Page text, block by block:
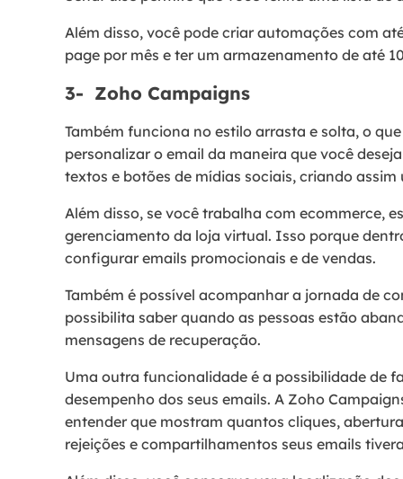
Além disso, você pode criar automações com
page por mês e ter um armazenamento de até
3- Zoho Campaigns
Também funciona no estilo arrasta e solta, o
personalizar o email da maneira que você
textos e botões de mídias sociais, criando
Além disso, se você trabalha com ecommerce,
gerenciamento da loja virtual. Isso porque
configurar emails promocionais e de vendas.
Também é possível acompanhar a jornada de
possibilita saber quando as pessoas estão
mensagens de recuperação.
Uma outra funcionalidade é a possibilidade de
desempenho dos seus emails. A Zoho
entender que mostram quantos cliques,
rejeições e compartilhamentos seus emails